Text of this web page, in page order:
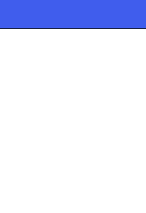
• Minden jog fenntartva!